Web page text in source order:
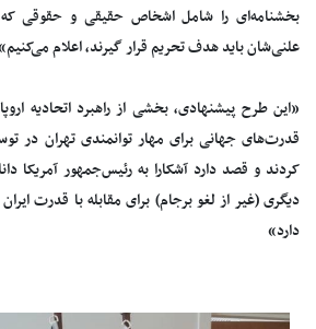
بخشنامه‌ای را شامل اشخاص حقیقی و حقوقی
علنی‌شان باید هدف تحریم قرار گیرند، اعلام
«این طرح پیشنهادی، بخشی از راهبرد اتحادیه
قدرت‌های جهانی برای مهار توانمندی تهران در
کردند و قصد دارد آشکارا به رئیس‌جمهور آمریکا
دیگری (غیر از لغو برجام) برای مقابله با قدرت
دارد»